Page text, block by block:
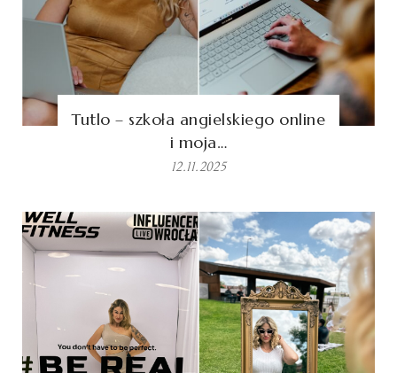
Tutlo – szkoła angielskiego online
i moja…
12.11.2025